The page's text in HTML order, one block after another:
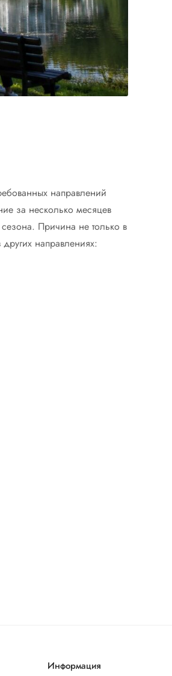
направлений
за несколько месяцев
Причина не только в
направлениях:
Информация